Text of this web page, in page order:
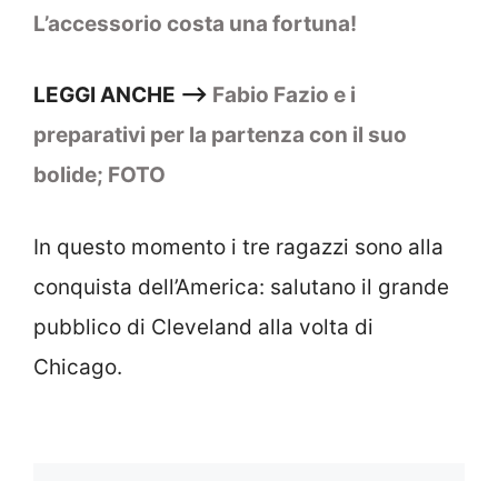
L’accessorio costa una fortuna!
LEGGI ANCHE –> Fabio Fazio e i
preparativi per la partenza con il suo
bolide; FOTO
In questo momento i tre ragazzi sono alla
conquista dell’America: salutano il grande
pubblico di Cleveland alla volta di
Chicago.